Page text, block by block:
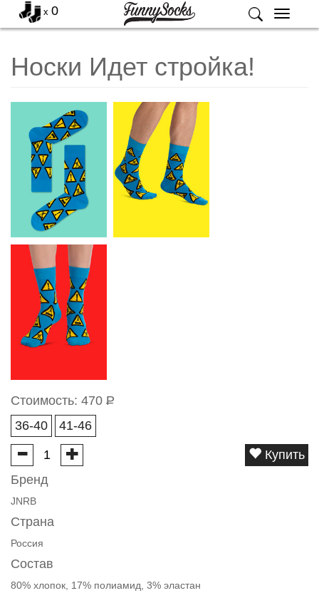
Меню
x 0
Носки Идет стройка!
Стоимость: 470 Р
36-40
41-46
Купить
Бренд
JNRB
Страна
Россия
Состав
80% хлопок, 17% полиамид, 3% эластан